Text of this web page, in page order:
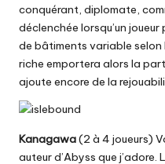
conquérant, diplomate,
déclenchée lorsqu’un
de bâtiments variable selon
riche emportera alors la
ajoute encore de la
Kanagawa(2 à 4 joueurs)
auteurd’Abyss que j’adore.